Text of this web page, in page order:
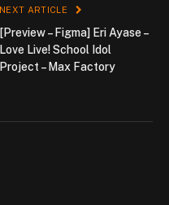
NEXT ARTICLE
[Preview – Figma] Eri Ayase –
Love Live! School Idol
Project – Max Factory